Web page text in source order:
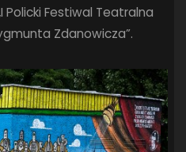
Festiwal Teatralna
Zdanowicza”.